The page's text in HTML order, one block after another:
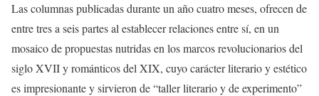
Las columnas publicadas durante un año cuatro meses, ofrecen de
entre tres a seis partes al establecer relaciones entre sí, en un
mosaico de propuestas nutridas en los marcos revolucionarios del
siglo XVII y románticos del XIX, cuyo carácter literario y estético
es impresionante y sirvieron de “taller literario y de experimento”